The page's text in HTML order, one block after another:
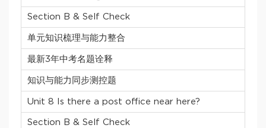
Section B & Self Check
单元知识梳理与能力整合
最新3年中考名题诠释
知识与能力同步测控题
Unit 8 Is there a post office near here?
Section B & Self Check